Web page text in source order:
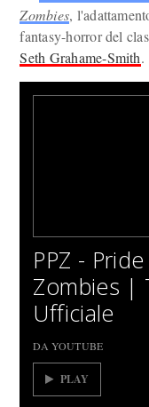
Zombies,
fantasy-horror del
Seth Grahame-Smith.
PPZ -
Zombies |
Ufficiale
DA YOUTUBE
PLAY